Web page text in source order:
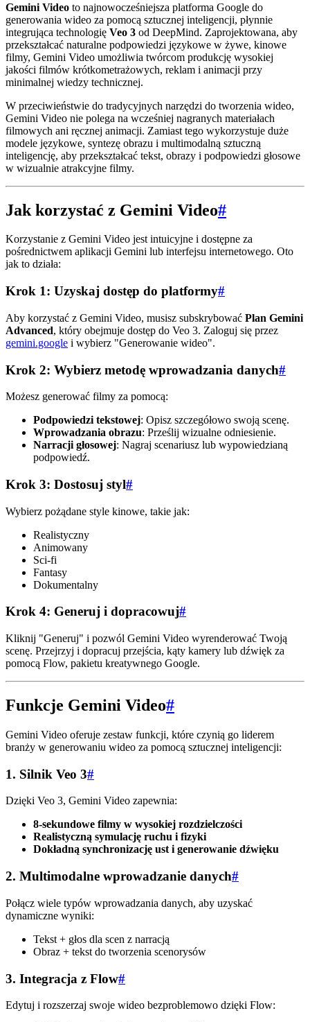
Gemini Video to najnowocześniejsza platforma Google do
generowania wideo za pomocą sztucznej inteligencji, płynnie
integrująca technologię Veo 3 od DeepMind. Zaprojektowana, aby
przekształcać naturalne podpowiedzi językowe w żywe, kinowe
filmy, Gemini Video umożliwia twórcom produkcję wysokiej
jakości filmów krótkometrażowych, reklam i animacji przy
minimalnej wiedzy technicznej.
W przeciwieństwie do tradycyjnych narzędzi do tworzenia wideo,
Gemini Video nie polega na wcześniej nagranych materiałach
filmowych ani ręcznej animacji. Zamiast tego wykorzystuje duże
modele językowe, syntezę obrazu i multimodalną sztuczną
inteligencję, aby przekształcać tekst, obrazy i podpowiedzi głosowe
w wizualnie atrakcyjne filmy.
Jak korzystać z Gemini Video#
Korzystanie z Gemini Video jest intuicyjne i dostępne za
pośrednictwem aplikacji Gemini lub interfejsu internetowego. Oto
jak to działa:
Krok 1: Uzyskaj dostęp do platformy#
Aby korzystać z Gemini Video, musisz subskrybować Plan Gemini
Advanced, który obejmuje dostęp do Veo 3. Zaloguj się przez
gemini.google i wybierz "Generowanie wideo".
Krok 2: Wybierz metodę wprowadzania danych#
Możesz generować filmy za pomocą:
Podpowiedzi tekstowej: Opisz szczegółowo swoją scenę.
Wprowadzania obrazu: Prześlij wizualne odniesienie.
Narracji głosowej: Nagraj scenariusz lub wypowiedzianą
podpowiedź.
Krok 3: Dostosuj styl#
Wybierz pożądane style kinowe, takie jak:
Realistyczny
Animowany
Sci-fi
Fantasy
Dokumentalny
Krok 4: Generuj i dopracowuj#
Kliknij "Generuj" i pozwól Gemini Video wyrenderować Twoją
scenę. Przejrzyj i dopracuj przejścia, kąty kamery lub dźwięk za
pomocą Flow, pakietu kreatywnego Google.
Funkcje Gemini Video#
Gemini Video oferuje zestaw funkcji, które czynią go liderem
branży w generowaniu wideo za pomocą sztucznej inteligencji:
1. Silnik Veo 3#
Dzięki Veo 3, Gemini Video zapewnia:
8-sekundowe filmy w wysokiej rozdzielczości
Realistyczną symulację ruchu i fizyki
Dokładną synchronizację ust i generowanie dźwięku
2. Multimodalne wprowadzanie danych#
Połącz wiele typów wprowadzania danych, aby uzyskać
dynamiczne wyniki:
Tekst + głos dla scen z narracją
Obraz + tekst do tworzenia scenorysów
3. Integracja z Flow#
Edytuj i rozszerzaj swoje wideo bezproblemowo dzięki Flow: